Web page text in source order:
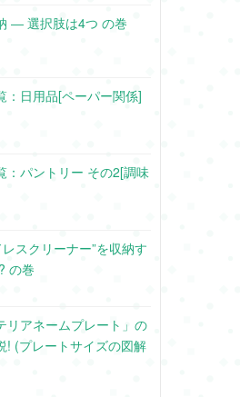
― 選択肢は4つ の巻
：日用品[ペーパー関係]
：パントリー その2[調味
スクリーナー”を収納す
の巻
リアネームプレート」の
! (プレートサイズの図解